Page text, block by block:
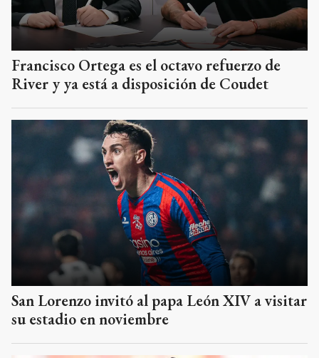
Francisco Ortega es el octavo refuerzo de
River y ya está a disposición de Coudet
San Lorenzo invitó al papa León XIV a visitar
su estadio en noviembre